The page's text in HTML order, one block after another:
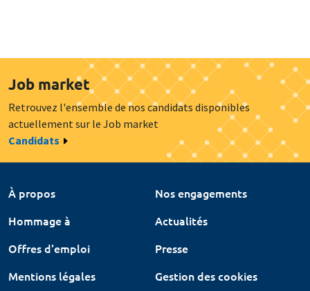
Job market
Retrouvez l'ensemble de nos candidats disponibles
actuellement sur le Job market
Candidats
À propos
Nos engagements
Hommage à
Actualités
Offres d'emploi
Presse
Mentions légales
Gestion des cookies